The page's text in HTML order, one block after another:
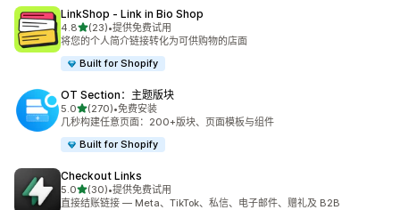
LinkShop ‑ Link in Bio Shop
4.8星（满分 5 星）
(23)
总共 23 条评论
•提供免费试用
将您的个人简介链接转化为可供购物的店面
Built for Shopify
OT Section：主题版块
5.0星（满分 5 星）
(270)
总共 270 条评论
•免费安装
几秒构建任意页面：200+版块、页面模板与组件
Built for Shopify
Checkout Links
5.0星（满分 5 星）
(30)
总共 30 条评论
•提供免费试用
直接结账链接 — Meta、TikTok、私信、电子邮件、赠礼及 B2B